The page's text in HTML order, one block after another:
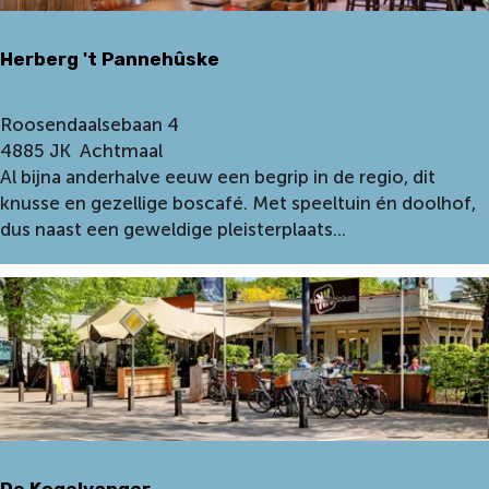
Herberg 't Pannehûske
H
e
r
b
e
g
'
t
P
a
n
n
Roosendaalsebaan 4
4885 JK Achtmaal
Al bijna anderhalve eeuw een begrip in de regio, dit
knusse en gezellige boscafé. Met speeltuin én doolhof,
dus naast een geweldige pleisterplaats...